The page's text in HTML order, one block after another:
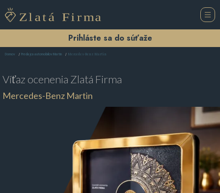
Prihláste sa do súťaže
Domov Predajca automobilov Martin Mercedes-Benz Martin
Víťaz ocenenia Zlatá Firma
Mercedes-Benz Martin